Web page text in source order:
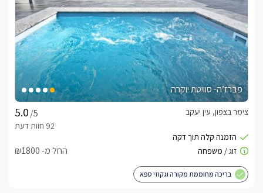
פברז’ה- סוויטת יוקרה
/5
צימר בצפון, עין יעקב
החל מ- ₪1800
בריכה מחוממת מקורה וגקוזי ספא